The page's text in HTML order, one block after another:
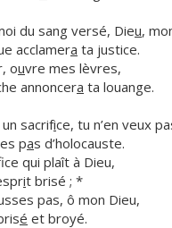
du sang versé, Dieu,
acclamera ta justice.
ouvre mes lèvres,
annoncera ta louange.
un sacrifice, tu n’en veux
pas d’holocauste.
qui plaît à Dieu,
it brisé ; *
pas, ô mon Dieu,
é et broyé.